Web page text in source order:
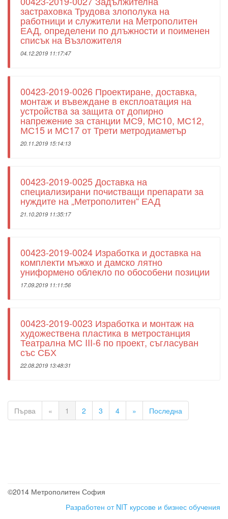
застраховка Трудова злополука на
работници и служители на Mетрополитен
ЕАД, определени по длъжности и поименен
списък на Възложителя
04.12.2019 11:17:47
00423-2019-0026 Проектиране, доставка,
монтаж и въвеждане в експлоатация на
устройства за защита от допирно
напрежение за станции МС9, МС10, МС12,
МС15 и МС17 от Трети метродиаметър
20.11.2019 15:14:13
00423-2019-0025 Доставка на
специализирани почистващи препарати за
нуждите на „Метрополитен“ ЕАД
21.10.2019 11:35:17
00423-2019-0024 Изработка и доставка на
комплекти мъжко и дамско лятно
униформено облекло по обособени позиции
17.09.2019 11:11:56
00423-2019-0023 Изработка и монтаж на
художествена пластика в метростанция
Театрална МС III-6 по проект, съгласуван
със СБХ
22.08.2019 13:48:31
Първа « 1 2 3 4 » Последна
©2014 Метрополитен София
Разработен от NIT курсове и бизнес обучения